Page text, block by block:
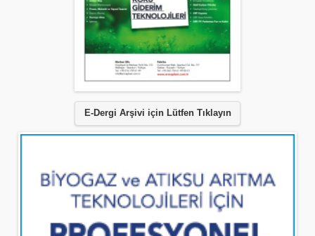
E-Dergi Arşivi için Lütfen Tıklayın